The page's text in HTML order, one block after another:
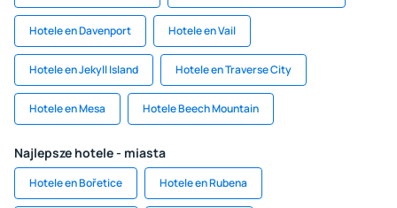
Hotele en Davenport Hotele en Vail
Hotele en Jekyll Island Hotele en Traverse City
Hotele en Mesa Hotele Beech Mountain
Najlepsze hotele - miasta
Hotele en Bořetice Hotele en Rubena